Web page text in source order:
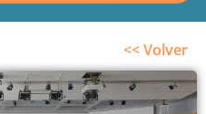
<< Volver